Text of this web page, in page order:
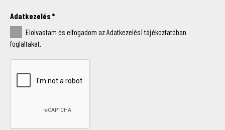
Adatkezelés *
Elolvastam és elfogadom az Adatkezelési tájékoztatóban
foglaltakat.